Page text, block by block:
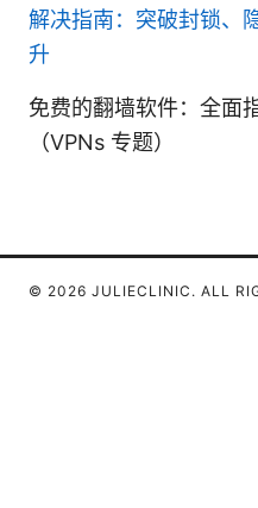
解决指南：突破封锁、
升
免费的翻墙软件：全面
（VPNs 专题）
© 2026 JULIECLINIC. ALL